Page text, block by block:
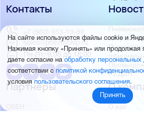
РИДАН
Партнёры
ОВЕН
О
О нас
Контакты
+7 (960) 953-19-99
sales@pnevmokip.ru
Пн-Пт: 9:00 до 18:00
На сайте используются файлы cookie и
Нажимая кнопку «Принять» или продолжая
даете согласие наобработку персональных
соответствии с политикой
условия пользовательского соглашения.
Принять